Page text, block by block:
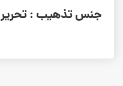
جنس تذهیب : تحریر